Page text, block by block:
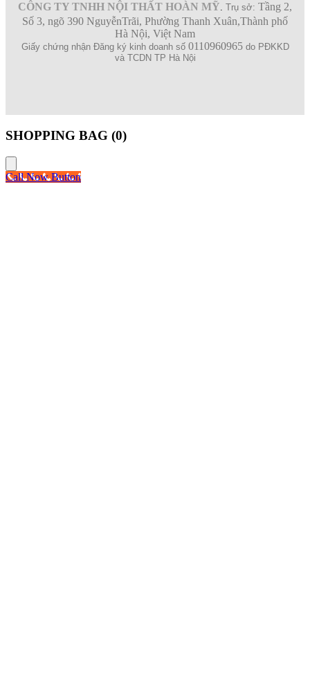
CÔNG TY TNHH NỘI THẤT HOÀN MỸ. Trụ sở: Tầng 2,
Số 3, ngõ 390 NguyễnTrãi, Phường Thanh Xuân,Thành phố
Hà Nội, Việt Nam
Giấy chứng nhận Đăng ký kinh doanh số 0110960965do PĐKKD
và TCDN TP Hà Nội
SHOPPING BAG (0)
Call Now Button